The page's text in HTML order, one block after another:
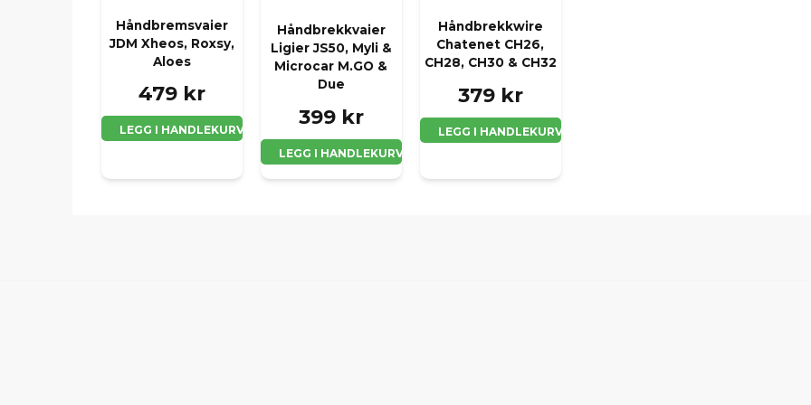
Håndbremsvaier
JDM Xheos, Roxsy,
Aloes
479 kr
LEGG I HANDLEKURV
Håndbrekkvaier
Ligier JS50, Myli &
Microcar M.GO &
Due
399 kr
LEGG I HANDLEKURV
Håndbrekkwire
Chatenet CH26,
CH28, CH30 & CH32
379 kr
LEGG I HANDLEKURV